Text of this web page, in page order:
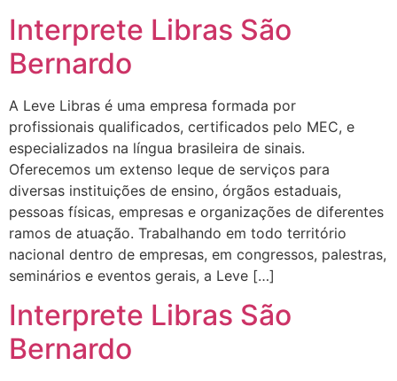
Interprete Libras São
Bernardo
A Leve Libras é uma empresa formada por
profissionais qualificados, certificados pelo MEC, e
especializados na língua brasileira de sinais.
Oferecemos um extenso leque de serviços para
diversas instituições de ensino, órgãos estaduais,
pessoas físicas, empresas e organizações de diferentes
ramos de atuação. Trabalhando em todo território
nacional dentro de empresas, em congressos, palestras,
seminários e eventos gerais, a Leve […]
Interprete Libras São
Bernardo